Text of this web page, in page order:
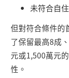
未符合自
但對符合條件的
了保留最高8成
元或1,500萬元
性。